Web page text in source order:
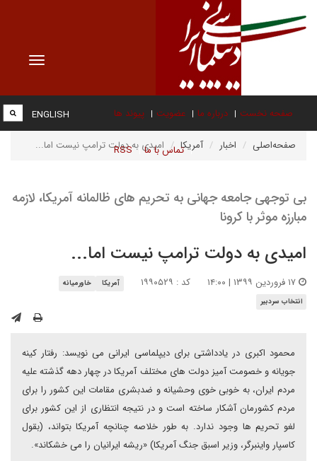
Toggle
صفحه نخست درباره ما عضویت پیوند ها
تماس با ما RSS
ENGLISH
صفحه‌اصلی اخبار آمریکا امیدی به دولت ترامپ نیست اما...
بی توجهی جامعه جهانی به تحریم های ظالمانه آمریکا، لازمه
مبارزه موثر با کرونا
امیدی به دولت ترامپ نیست اما...
کد : ۱۹۹۰۵۲۹ آمریکا
خاورمیانه
انتخاب سردبیر
محمود اکبری در یادداشتی برای دیپلماسی ایرانی می نویسد: رفتار کینه
جویانه و خصومت آمیز دولت های مختلف آمریکا در چهار دهه گذشته علیه
مردم ایران، به خوبی خوی وحشیانه و ضدبشری مقامات این کشور را برای
مردم کشورمان آشکار ساخته است و در نتیجه انتظاری از این کشور برای
لغو تحریم ها وجود ندارد. به طور خلاصه چنانچه آمریکا بتواند، (بقول
کاسپار واینبرگر، وزیر اسبق جنگ آمریکا) «ریشه ایرانیان را می خشکاند».